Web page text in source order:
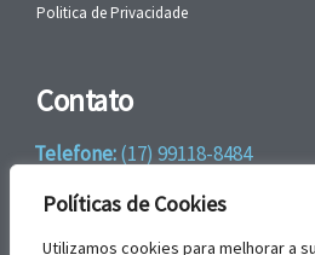
Políticas de Cookies
Utilizamos cookies para melhorar a
Politica de Privacidade
Contato
Telefone:(17) 99118-8484
WhatsApp:+55 (17) 99118-8484
email: